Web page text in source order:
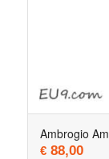
Ambrogio
€88,00